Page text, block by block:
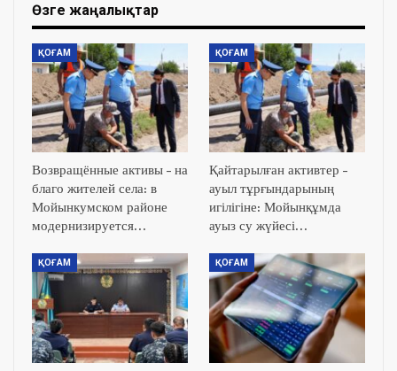
Өзге жаңалықтар
ҚОҒАМ
Возвращённые активы – на
благо жителей села: в
Мойынкумском районе
модернизируется…
ҚОҒАМ
Қайтарылған активтер –
ауыл тұрғындарының
игілігіне: Мойынқұмда
ауыз су жүйесі…
ҚОҒАМ ҚОҒАМ